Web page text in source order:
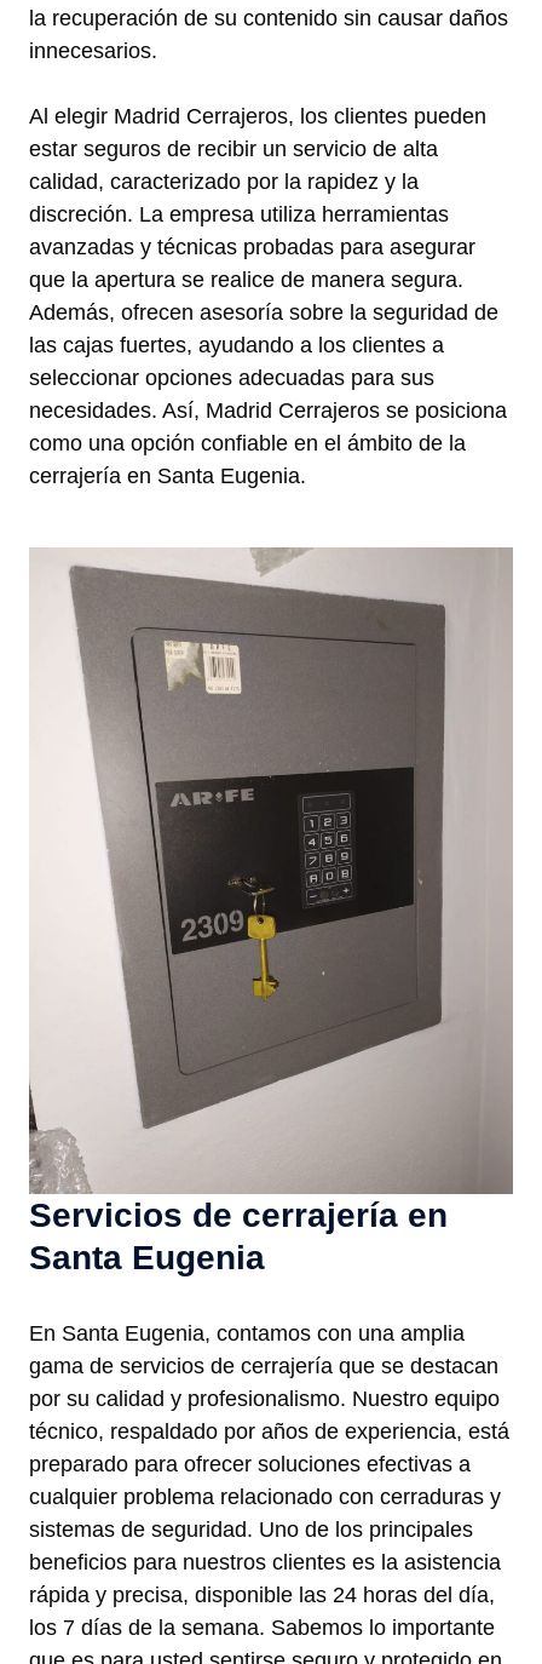
la recuperación de su contenido sin causar daños
innecesarios.
Al elegir Madrid Cerrajeros, los clientes pueden
estar seguros de recibir un servicio de alta
calidad, caracterizado por la rapidez y la
discreción. La empresa utiliza herramientas
avanzadas y técnicas probadas para asegurar
que la apertura se realice de manera segura.
Además, ofrecen asesoría sobre la seguridad de
las cajas fuertes, ayudando a los clientes a
seleccionar opciones adecuadas para sus
necesidades. Así, Madrid Cerrajeros se posiciona
como una opción confiable en el ámbito de la
cerrajería en Santa Eugenia.
Servicios de cerrajería en
Santa Eugenia
En Santa Eugenia, contamos con una amplia
gama de servicios de cerrajería que se destacan
por su calidad y profesionalismo. Nuestro equipo
técnico, respaldado por años de experiencia, está
preparado para ofrecer soluciones efectivas a
cualquier problema relacionado con cerraduras y
sistemas de seguridad. Uno de los principales
beneficios para nuestros clientes es la asistencia
rápida y precisa, disponible las 24 horas del día,
los 7 días de la semana. Sabemos lo importante